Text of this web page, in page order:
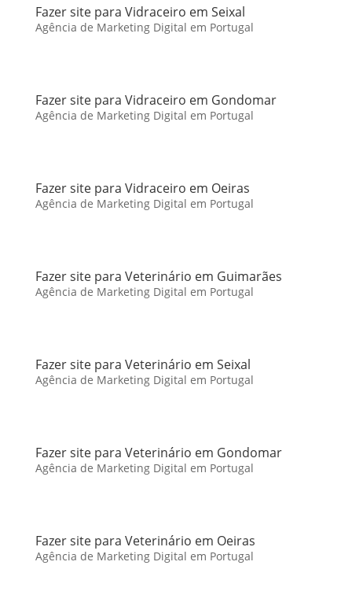
Fazer site para Vidraceiro em Seixal
Agência de Marketing Digital em Portugal
Fazer site para Vidraceiro em Gondomar
Agência de Marketing Digital em Portugal
Fazer site para Vidraceiro em Oeiras
Agência de Marketing Digital em Portugal
Fazer site para Veterinário em Guimarães
Agência de Marketing Digital em Portugal
Fazer site para Veterinário em Seixal
Agência de Marketing Digital em Portugal
Fazer site para Veterinário em Gondomar
Agência de Marketing Digital em Portugal
Fazer site para Veterinário em Oeiras
Agência de Marketing Digital em Portugal